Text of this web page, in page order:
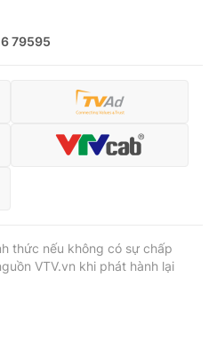
79595
thức nếu không có sự chấp
VTV.vn khi phát hành lại